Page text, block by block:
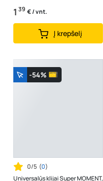
1 39 € / vnt.
Į krepšelį
-54%
0/5 (0)
Universalūs klijai Super MOMENT,